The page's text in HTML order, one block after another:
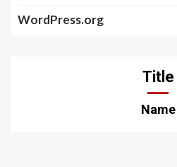
WordPress.org
Title
Name